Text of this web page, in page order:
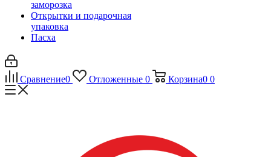
заморозка
Открытки и подарочная
упаковка
Пасха
Сравнение0 Отложенные 0 Корзина0 0